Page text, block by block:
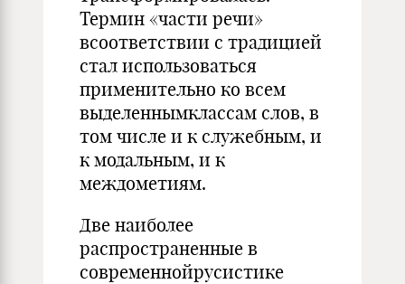
Термин «ча­сти речи»
всоответствии с традицией
стал использоваться
применительно ко всем
выделеннымклассам слов, в
том числе и к служебным, и
к модальным, и к
междометиям.
Две наиболее
распространен­ные в
современнойрусистике